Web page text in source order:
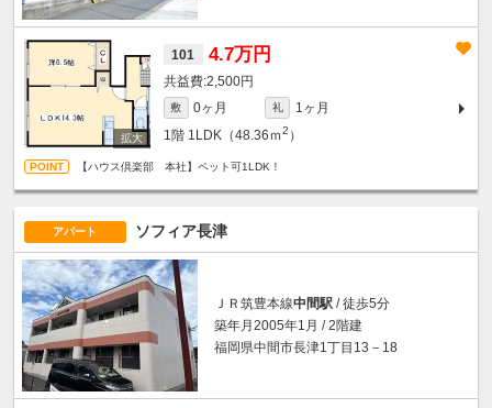
101 4.7万円
2,500円
敷 0ヶ月 礼
1ヶ月
1階 1LDK（48.36ｍ2 ）
【ハウス倶楽部 本社】ペット可1LDK！
アパート ソフィア長津
ＪＲ筑豊本線中間駅 / 徒歩5分
築年月2005年1月 / 2階建
福岡県中間市長津1丁目13－18